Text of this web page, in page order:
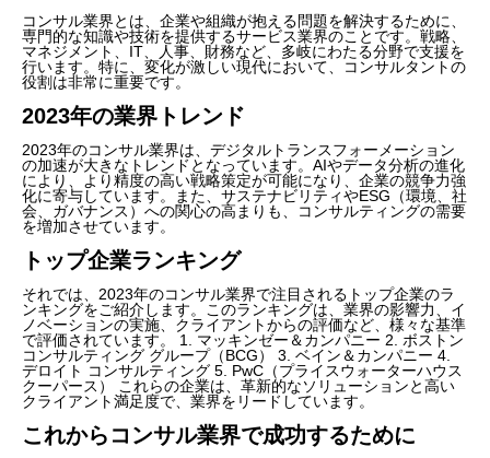
コンサル業界とは、企業や組織が抱える問題を解決するために、
専門的な知識や技術を提供するサービス業界のことです。戦略、
マネジメント、IT、人事、財務など、多岐にわたる分野で支援を
行います。特に、変化が激しい現代において、コンサルタントの
役割は非常に重要です。
2023年の業界トレンド
2023年のコンサル業界は、デジタルトランスフォーメーション
の加速が大きなトレンドとなっています。AIやデータ分析の進化
により、より精度の高い戦略策定が可能になり、企業の競争力強
化に寄与しています。また、サステナビリティやESG（環境、社
会、ガバナンス）への関心の高まりも、コンサルティングの需要
を増加させています。
トップ企業ランキング
それでは、2023年のコンサル業界で注目されるトップ企業のラ
ンキングをご紹介します。このランキングは、業界の影響力、イ
ノベーションの実施、クライアントからの評価など、様々な基準
で評価されています。 1. マッキンゼー＆カンパニー 2. ボストン
コンサルティング グループ（BCG） 3. ベイン＆カンパニー 4.
デロイト コンサルティング 5. PwC（プライスウォーターハウス
クーパース） これらの企業は、革新的なソリューションと高い
クライアント満足度で、業界をリードしています。
これからコンサル業界で成功するために